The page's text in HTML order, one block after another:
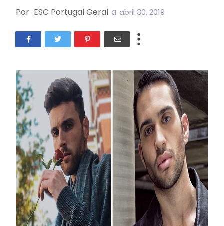
Por ESC Portugal Geral a abril 30, 2019